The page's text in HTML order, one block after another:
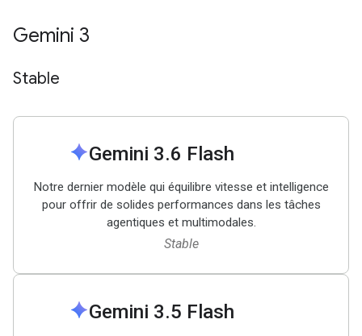
Gemini 3
Stable
sparkGemini 3.6 Flash
Notre dernier modèle qui équilibre vitesse et intelligence
pour offrir de solides performances dans les tâches
agentiques et multimodales.
Stable
sparkGemini 3.5 Flash